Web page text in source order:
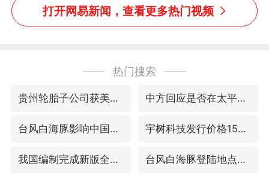
打开网易新闻，查看更多热门视频
热门搜索
贵州轮胎子公司获美国退税8136万 中方回应是否在太平洋海底开采稀土
台风白海豚影响中国已成定局 宇树科技发行价格150.80元/股
我国编制完成新版全月地质图 台风白海豚登陆地点更新